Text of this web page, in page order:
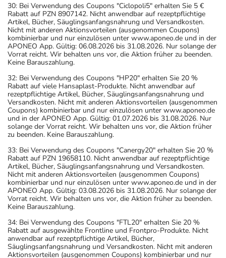
30: Bei Verwendung des Coupons "Ciclopoli5" erhalten Sie 5 €
Rabatt auf PZN 8907142. Nicht anwendbar auf rezeptpflichtige
Artikel, Bücher, Säuglingsanfangsnahrung und Versandkosten.
Nicht mit anderen Aktionsvorteilen (ausgenommen Coupons)
kombinierbar und nur einzulösen unter www.aponeo.de und in der
APONEO App. Gültig: 06.08.2026 bis 31.08.2026. Nur solange der
Vorrat reicht. Wir behalten uns vor, die Aktion früher zu beenden.
Keine Barauszahlung.
32: Bei Verwendung des Coupons "HP20" erhalten Sie 20 %
Rabatt auf viele Hansaplast-Produkte. Nicht anwendbar auf
rezeptpflichtige Artikel, Bücher, Säuglingsanfangsnahrung und
Versandkosten. Nicht mit anderen Aktionsvorteilen (ausgenommen
Coupons) kombinierbar und nur einzulösen unter www.aponeo.de
und in der APONEO App. Gültig: 01.07.2026 bis 31.08.2026. Nur
solange der Vorrat reicht. Wir behalten uns vor, die Aktion früher
zu beenden. Keine Barauszahlung.
33: Bei Verwendung des Coupons "Canergy20" erhalten Sie 20 %
Rabatt auf PZN 19658110. Nicht anwendbar auf rezeptpflichtige
Artikel, Bücher, Säuglingsanfangsnahrung und Versandkosten.
Nicht mit anderen Aktionsvorteilen (ausgenommen Coupons)
kombinierbar und nur einzulösen unter www.aponeo.de und in der
APONEO App. Gültig: 03.08.2026 bis 31.08.2026. Nur solange der
Vorrat reicht. Wir behalten uns vor, die Aktion früher zu beenden.
Keine Barauszahlung.
34: Bei Verwendung des Coupons "FTL20" erhalten Sie 20 %
Rabatt auf ausgewählte Frontline und Frontpro-Produkte. Nicht
anwendbar auf rezeptpflichtige Artikel, Bücher,
Säuglingsanfangsnahrung und Versandkosten. Nicht mit anderen
Aktionsvorteilen (ausgenommen Coupons) kombinierbar und nur